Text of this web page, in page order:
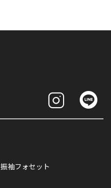
振袖フォセット